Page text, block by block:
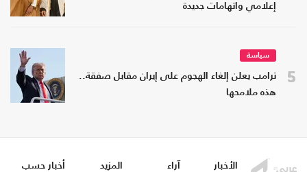
إعلامي واتهامات جديدة
5
سياسة
ترامب يعلن إلغاء الهجوم على إيران مقابل صفقة..
هذه ملامحها
الأخبار آراء المزيد
أخبار حسب